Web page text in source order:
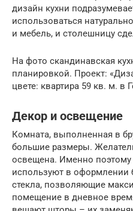
дизайн кухни
использоваться
и мебель, и столешницу
На фото скандинавская
планировкой. Проект:
цвете: квартира 59 кв. м. в
Декор и освещение
Комната, выполненная в
большие размеры.
освещена. Именно
используют в оформлении
стекла, позволяющие
помещение в дневное